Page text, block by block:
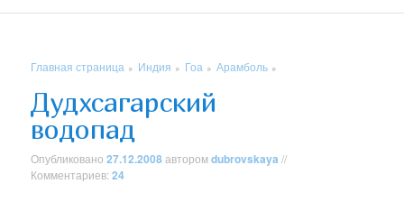
Главная страница » Индия » Гоа »Арамболь »
Дудхсагарский
водопад
Опубликовано27.12.2008авторомdubrovskaya //
Комментариев:24